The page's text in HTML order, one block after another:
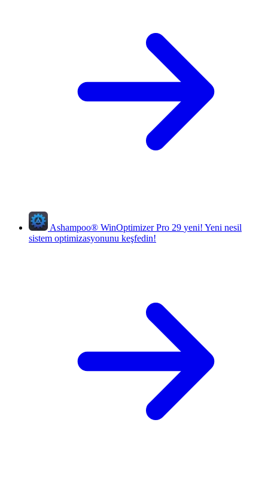
Ashampoo® WinOptimizer Pro 29 yeni! Yeni nesil
sistem optimizasyonunu keşfedin!